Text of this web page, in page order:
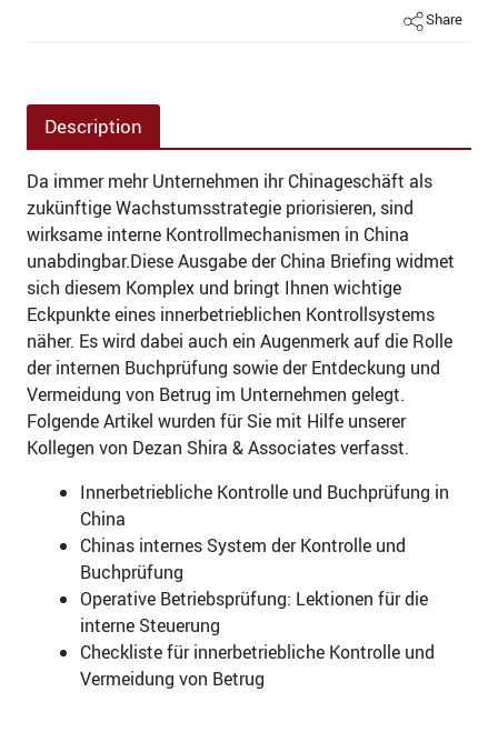
Share
Description
Da immer mehr Unternehmen ihr Chinageschäft als
zukünftige Wachstumsstrategie priorisieren, sind
wirksame interne Kontrollmechanismen in China
unabdingbar.Diese Ausgabe der China Briefing widmet
sich diesem Komplex und bringt Ihnen wichtige
Eckpunkte eines innerbetrieblichen Kontrollsystems
näher. Es wird dabei auch ein Augenmerk auf die Rolle
der internen Buchprüfung sowie der Entdeckung und
Vermeidung von Betrug im Unternehmen gelegt.
Folgende Artikel wurden für Sie mit Hilfe unserer
Kollegen von Dezan Shira & Associates verfasst.
Innerbetriebliche Kontrolle und Buchprüfung in
China
Chinas internes System der Kontrolle und
Buchprüfung
Operative Betriebsprüfung: Lektionen für die
interne Steuerung
Checkliste für innerbetriebliche Kontrolle und
Vermeidung von Betrug